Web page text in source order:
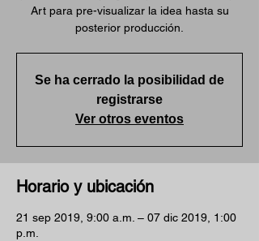
Art para pre-visualizar la idea hasta su
posterior producción.
Se ha cerrado la posibilidad de
registrarse
Ver otros eventos
Horario y ubicación
21 sep 2019, 9:00 a.m. – 07 dic 2019, 1:00
p.m.